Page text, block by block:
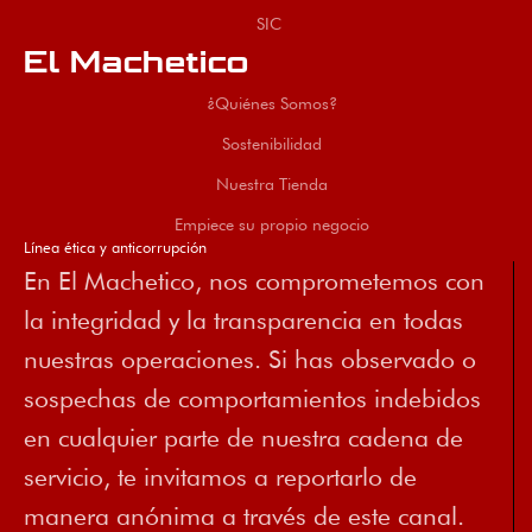
SIC
El Machetico
¿Quiénes Somos?
Sostenibilidad
Nuestra Tienda
Empiece su propio negocio
Línea ética y anticorrupción
En El Machetico, nos comprometemos con
la integridad y la transparencia en todas
nuestras operaciones. Si has observado o
sospechas de comportamientos indebidos
en cualquier parte de nuestra cadena de
servicio, te invitamos a reportarlo de
manera anónima a través de este canal.